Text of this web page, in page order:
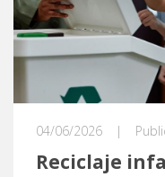
04/06/2026 |
Reciclaje